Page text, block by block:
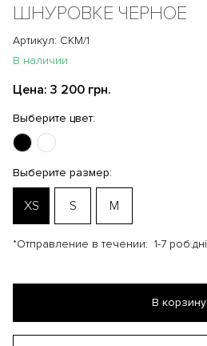
ШНУРОВКЕ ЧЕРНОЕ
Артикул: СКМ/1
В наличии
Цена: 3 200 грн.
Выберите цвет:
Выберите размер:
XS S M
*Отправление в течении: 1-7 роб.дні
В корзину